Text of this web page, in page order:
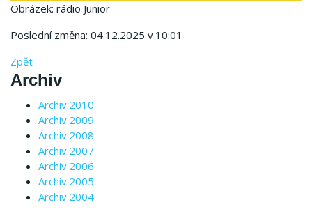
Obrázek: rádio Junior
Poslední změna: 04.12.2025 v 10:01
Zpět
Archiv
Archiv 2010
Archiv 2009
Archiv 2008
Archiv 2007
Archiv 2006
Archiv 2005
Archiv 2004